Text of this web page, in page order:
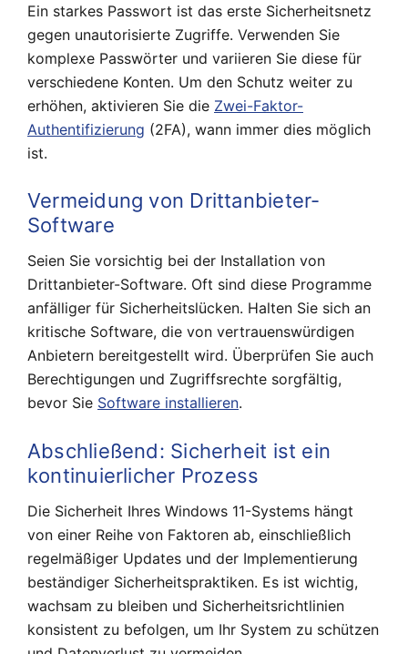
Ein starkes Passwort ist das erste Sicherheitsnetz
gegen unautorisierte Zugriffe. Verwenden Sie
komplexe Passwörter und variieren Sie diese für
verschiedene Konten. Um den Schutz weiter zu
erhöhen, aktivieren Sie die Zwei-Faktor-
Authentifizierung (2FA), wann immer dies möglich
ist.
Vermeidung von Drittanbieter-
Software
Seien Sie vorsichtig bei der Installation von
Drittanbieter-Software. Oft sind diese Programme
anfälliger für Sicherheitslücken. Halten Sie sich an
kritische Software, die von vertrauenswürdigen
Anbietern bereitgestellt wird. Überprüfen Sie auch
Berechtigungen und Zugriffsrechte sorgfältig,
bevor Sie Software installieren.
Abschließend: Sicherheit ist ein
kontinuierlicher Prozess
Die Sicherheit Ihres Windows 11-Systems hängt
von einer Reihe von Faktoren ab, einschließlich
regelmäßiger Updates und der Implementierung
beständiger Sicherheitspraktiken. Es ist wichtig,
wachsam zu bleiben und Sicherheitsrichtlinien
konsistent zu befolgen, um Ihr System zu schützen